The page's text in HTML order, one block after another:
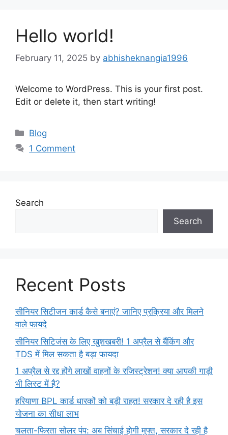
Hello world!
February 11, 2025 by abhisheknangia1996
Welcome to WordPress. This is your first post.
Edit or delete it, then start writing!
Categories
Blog
1 Comment
Search
Search
Recent Posts
सीनियर सिटीजन कार्ड कैसे बनाएं? जानिए प्रक्रिया और मिलने
वाले फायदे
सीनियर सिटिजंस के लिए खुशखबरी! 1 अप्रैल से बैंकिंग और
TDS में मिल सकता है बड़ा फायदा
1 अप्रैल से रद्द होंगे लाखों वाहनों के रजिस्ट्रेशन! क्या आपकी गाड़ी
भी लिस्ट में है?
हरियाणा BPL कार्ड धारकों को बड़ी राहत! सरकार दे रही है इस
योजना का सीधा लाभ
चलता-फिरता सोलर पंप: अब सिंचाई होगी मुफ्त, सरकार दे रही है